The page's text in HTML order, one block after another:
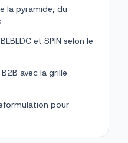
la pyramide, du
et SPIN selon le
avec la grille
pour